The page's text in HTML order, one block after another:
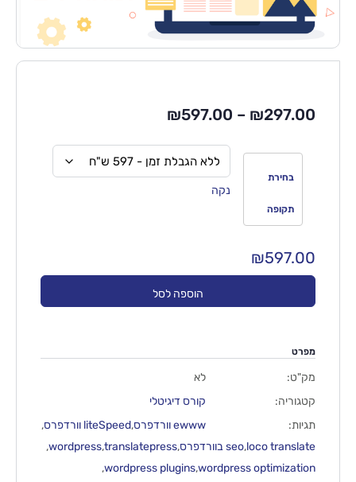
₪297.00
–
₪597.00
בחירת
תקופה
נקה
₪597.00
הוספה לסל
מפרט
מק"ט:
לא
קטגוריה:
קורס דיגיטלי
תגיות:
ewww וורדפרס ,liteSpeed וורדפרס
,
loco translate
,seo בוורדפרס ,
translatepress
,
wordpress
,
wordpress optimization
,
wordpress plugins
,